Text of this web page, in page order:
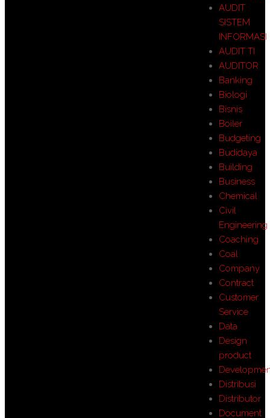
AUDIT
SISTEM
INFORMASI
AUDIT TI
AUDITOR
Banking
Biologi
Bisnis
Boiler
Budgeting
Budidaya
Building
Business
Chemical
Civil
Engineering
Coaching
Coal
Company
Contract
Customer
Service
Data
Design
product
Distribusi
Distributor
Document